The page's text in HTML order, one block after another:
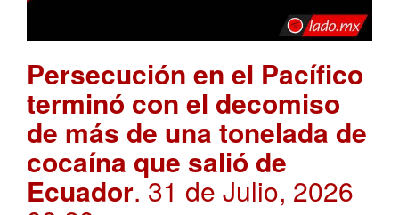
Persecución en el Pacífico
terminó con el decomiso
de más de una tonelada de
cocaína que salió de
Ecuador. 31 de Julio, 2026